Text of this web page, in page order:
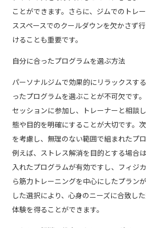
ことができます。さらに、ジムでのトレ
ススペースでのクールダウンを欠かさず
けることも重要です。
自分に合ったプログラムを選ぶ方法
パーソナルジムで効果的にリラックスす
ったプログラムを選ぶことが不可欠です
セッションに参加し、トレーナーと相談
態や目的を明確にすることが大切です。
を考慮し、無理のない範囲で組まれたプ
例えば、ストレス解消を目的とする場合
入れたプログラムが有効ですし、フィジ
ら筋力トレーニングを中心にしたプラン
した選択により、心身のニーズに合致し
体験を得ることができます。